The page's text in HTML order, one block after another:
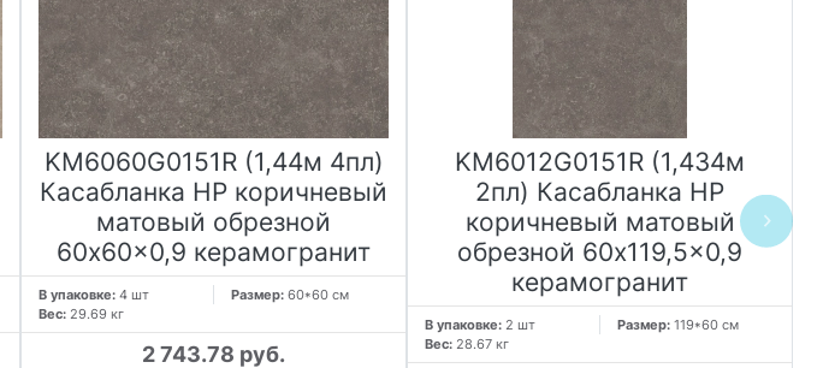
KM6060G0151R (1,44м 4пл)
Касабланка HP коричневый
матовый обрезной
60x60x0,9 керамогранит
В упаковке: 4 шт Размер: 60*60 см
Вес: 29.69 кг
2 743.78 руб.
KM6012G0151R (1,434м
2пл) Касабланка HP
коричневый матовый
обрезной 60x119,5x0,9
керамогранит
В упаковке: 2 шт Размер: 119*60 см
Вес: 28.67 кг